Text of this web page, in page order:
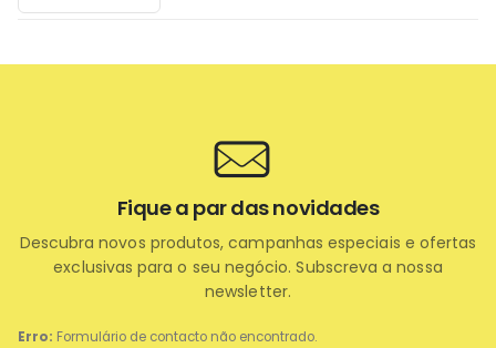
Erro: Formulário de contacto não encontrado.
Fique a par das novidades
Descubra novos produtos, campanhas especiais e ofertas
exclusivas para o seu negócio. Subscreva a nossa
newsletter.